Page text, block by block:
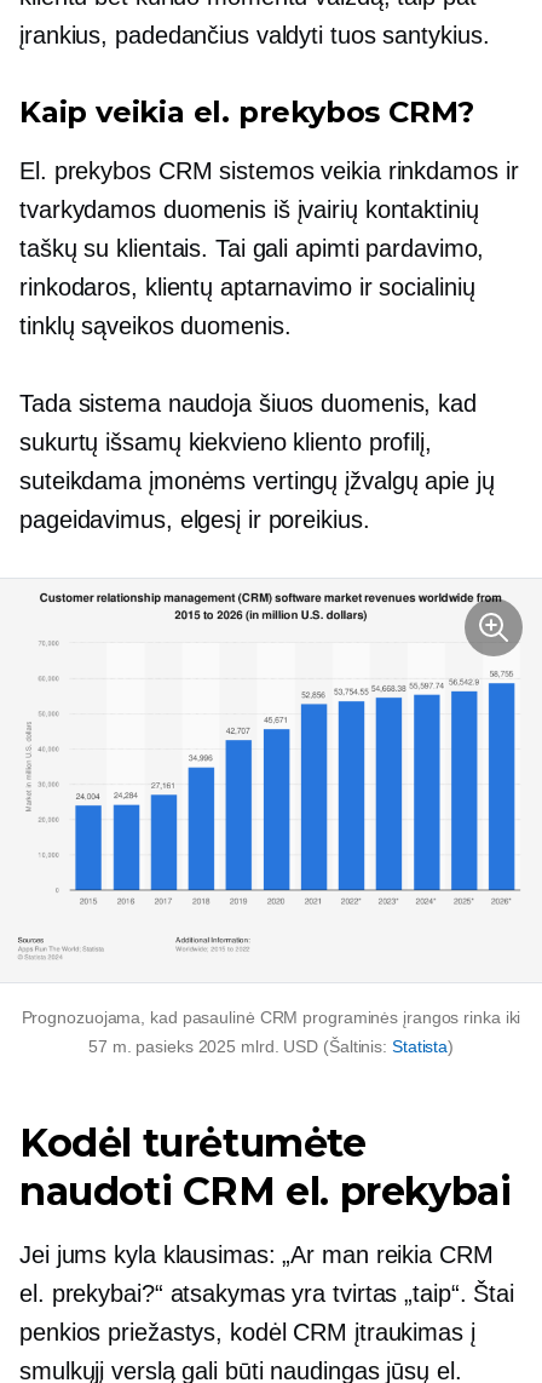
įrankius, padedančius valdyti tuos santykius.
Kaip veikia el. prekybos CRM?
El. prekybos CRM sistemos veikia rinkdamos ir
tvarkydamos duomenis iš įvairių kontaktinių
taškų su klientais. Tai gali apimti pardavimo,
rinkodaros, klientų aptarnavimo ir socialinių
tinklų sąveikos duomenis.
Tada sistema naudoja šiuos duomenis, kad
sukurtų išsamų kiekvieno kliento profilį,
suteikdama įmonėms vertingų įžvalgų apie jų
pageidavimus, elgesį ir poreikius.
Prognozuojama, kad pasaulinė CRM programinės įrangos rinka iki
57 m. pasieks 2025 mlrd. USD (Šaltinis: Statista)
Kodėl turėtumėte
naudoti CRM el. prekybai
Jei jums kyla klausimas: „Ar man reikia CRM
el. prekybai?“ atsakymas yra tvirtas „taip“. Štai
penkios priežastys, kodėl CRM įtraukimas į
smulkųjį verslą gali būti naudingas jūsų el.